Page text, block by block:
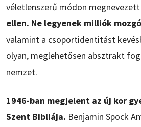
véletlenszerű módon megnevezett
ellen. Ne legyenek milliók
valamint a csoportidentitást
olyan, meglehetősen absztrakt
nemzet.
1946-ban megjelent az új kor
Szent Bibliája. Benjamin Spock